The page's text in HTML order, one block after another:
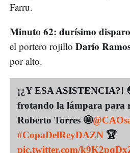
Farru.
Minuto 62: durísimo
el portero rojillo Darío
por alto.
¡¿Y ESA ASISTENCIA?!
frotando la lámpara para
Roberto Torres 🤩
#CopaDelReyDAZN 🏆
pic.twitter.com/